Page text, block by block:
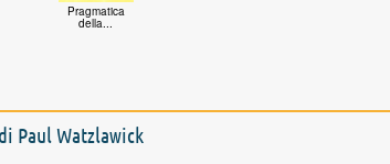
Pragmatica
della...
Paul Watzlawick